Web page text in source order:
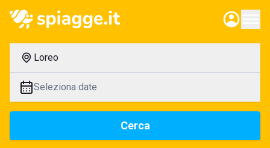
Loreo
Seleziona date
Cerca